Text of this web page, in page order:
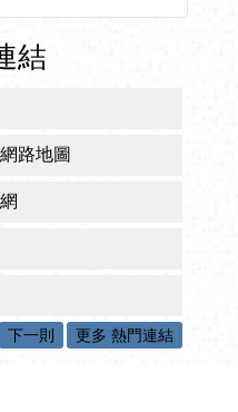
結
路地圖
下一則 更多 熱門連結